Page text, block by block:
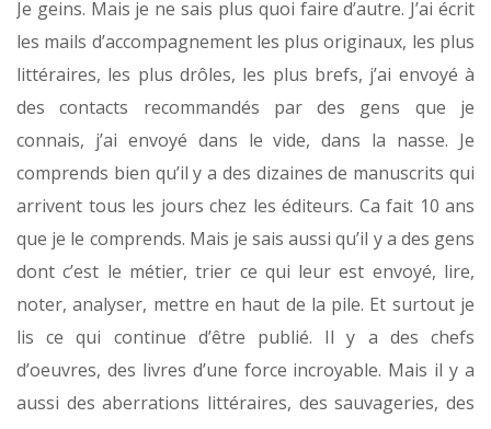
Je geins. Mais je ne sais plus quoi faire d’autre. J’ai écrit
les mails d’accompagnement les plus originaux, les plus
littéraires, les plus drôles, les plus brefs, j’ai envoyé à
des contacts recommandés par des gens que je
connais, j’ai envoyé dans le vide, dans la nasse. Je
comprends bien qu’il y a des dizaines de manuscrits qui
arrivent tous les jours chez les éditeurs. Ca fait 10 ans
que je le comprends. Mais je sais aussi qu’il y a des gens
dont c’est le métier, trier ce qui leur est envoyé, lire,
noter, analyser, mettre en haut de la pile. Et surtout je
lis ce qui continue d’être publié. Il y a des chefs
d’oeuvres, des livres d’une force incroyable. Mais il y a
aussi des aberrations littéraires, des sauvageries, des